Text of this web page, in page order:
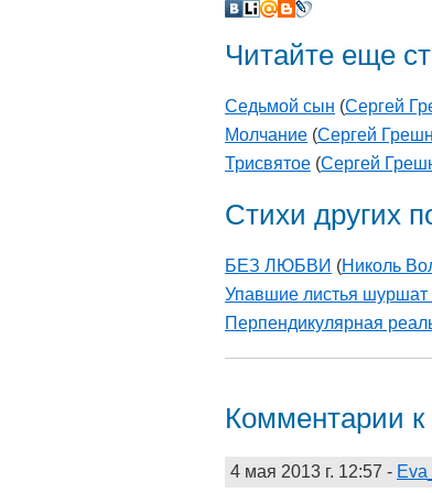
Читайте еще
Седьмой сын (Сергей
Молчание (Сергей
Трисвятое (Сергей
Стихи других
БЕЗ ЛЮБВИ (Николь
Упавшие листья шуршат
Перпендикулярная
Комментарии к
4 мая 2013 г. 12:57 -